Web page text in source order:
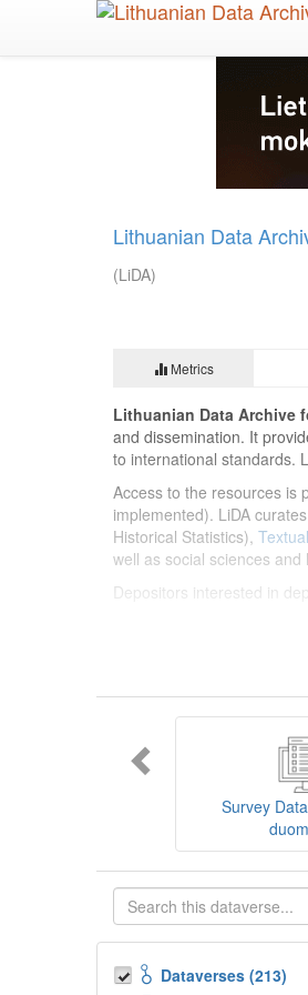
Lithuanian Data
(LiDA)
Metrics
Lithuanian Data Archive
and dissemination. It
to international standards.
Access to the resources is
implemented). LiDA
Historical Statistics),
well as social sciences
Depositors interested in
sklaidos infrastruktūra,
tarptautinius standartus.
Prieigai prie išteklių
įvairių tipų išteklius ir jie
duomenys
Koduotieji
mokslo ir studijų bei
talpykla, surasti ir
Survey
Dataverses (213)